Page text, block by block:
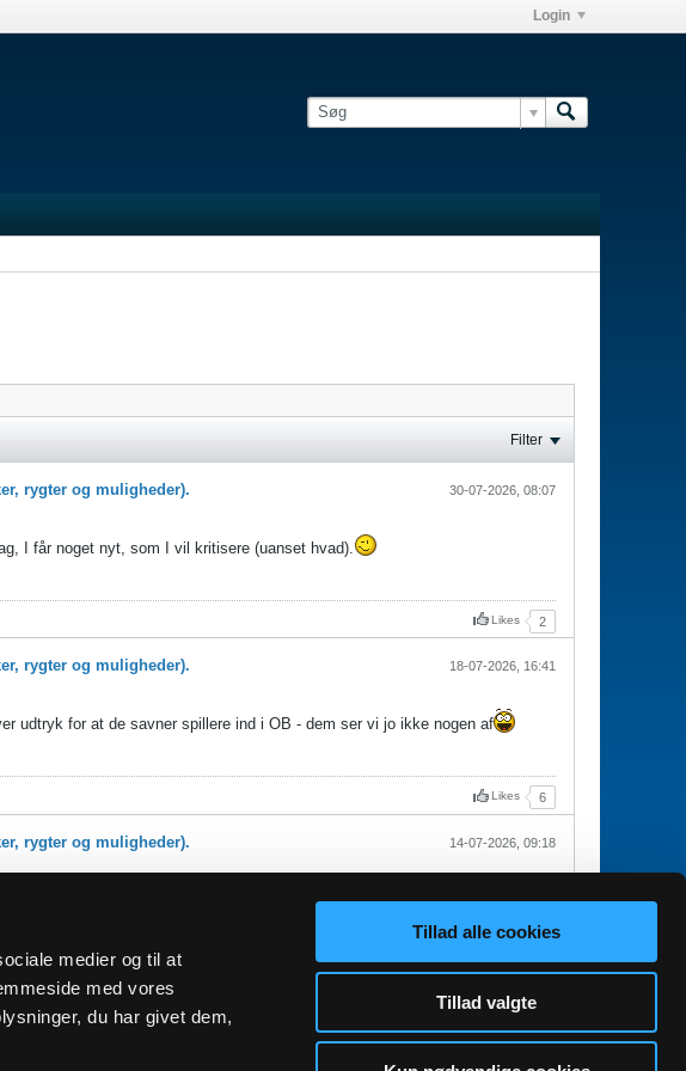
medier og til at
med vores
du har givet dem,
Tillad alle cookies
Tillad valgte
Login
Filter
rygter og muligheder).
30-07-2026, 08:07
I får noget nyt, som I vil kritisere (uanset hvad).
Likes 2
rygter og muligheder).
18-07-2026, 16:41
udtryk for at de savner spillere ind i OB - dem ser vi jo ikke nogen af
Likes 6
rygter og muligheder).
14-07-2026, 09:18
Likes
GO TO TOP